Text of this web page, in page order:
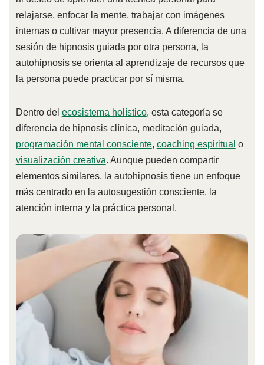
relajarse, enfocar la mente, trabajar con imágenes
internas o cultivar mayor presencia. A diferencia de una
sesión de hipnosis guiada por otra persona, la
autohipnosis se orienta al aprendizaje de recursos que
la persona puede practicar por sí misma.
Dentro del ecosistema holístico, esta categoría se
diferencia de hipnosis clínica, meditación guiada,
programación mental consciente, coaching espiritual o
visualización creativa. Aunque pueden compartir
elementos similares, la autohipnosis tiene un enfoque
más centrado en la autosugestión consciente, la
atención interna y la práctica personal.